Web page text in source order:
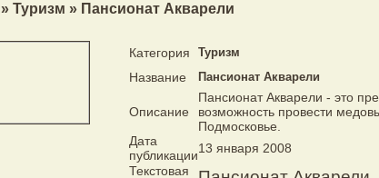
» Туризм » Пансионат Акварели
Категория Туризм
Название Пансионат Акварели
Описание
Пансионат Акварели - это
возможность провести
Подмосковье.
Дата
публикации13 января 2008
Текстовая